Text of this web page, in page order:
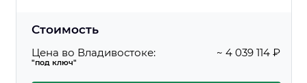
Стоимость
Цена во Владивостоке:
"под ключ"
~ 4 039 114 ₽